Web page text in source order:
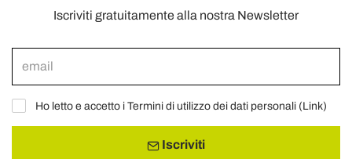
Iscriviti gratuitamente alla nostra Newsletter
Ho letto e accetto i Termini di utilizzo dei dati personali (Link)
Iscriviti